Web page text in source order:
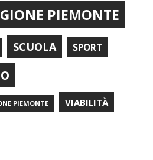
PIEMONTE
SCUOLA SPORT
PIEMONTE VIABILITÀ